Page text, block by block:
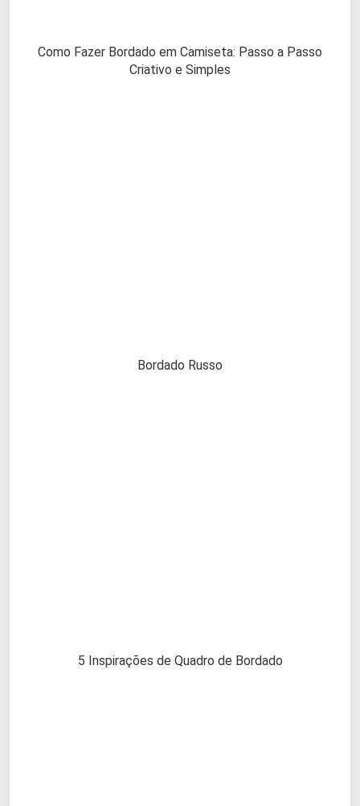
Como Fazer Bordado em Camiseta: Passo a Passo
Criativo e Simples
Bordado Russo
5 Inspirações de Quadro de Bordado